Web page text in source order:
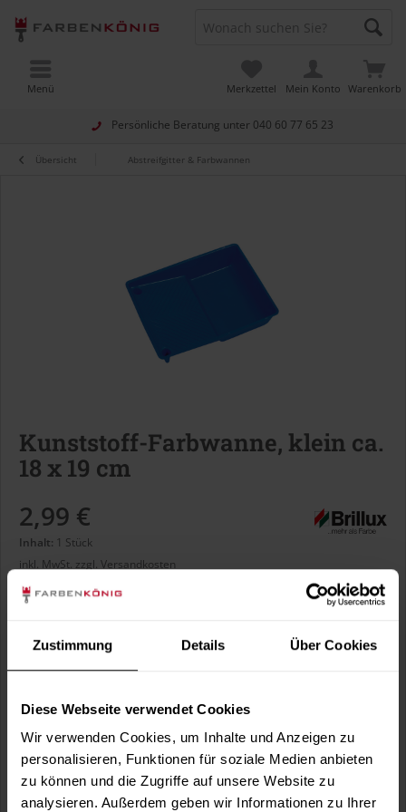
Zustimmung Details Über Cookies
Diese Webseite verwendet Cookies
Wir verwenden Cookies, um Inhalte und Anzeigen zu
personalisieren, Funktionen für soziale Medien anbieten
zu können und die Zugriffe auf unsere Website zu
analysieren. Außerdem geben wir Informationen zu Ihrer
Persönliche Beratung unter 040 60 77 65 23
Warenkorb
Merkzettel Mein Konto
Menü
Übersicht Abstreifgitter & Farbwannen
Kunststoff-Farbwanne, klein ca.
18 x 19 cm
2,99 €
Inhalt: 1 Stück
inkl. MwSt. zzgl. Versandkosten
Sofort versandfertig, Lieferzeit ca. 1-3 Arbeitstage
Merken Fragen zum Artikel?
Artikel-Nr.: BX1478